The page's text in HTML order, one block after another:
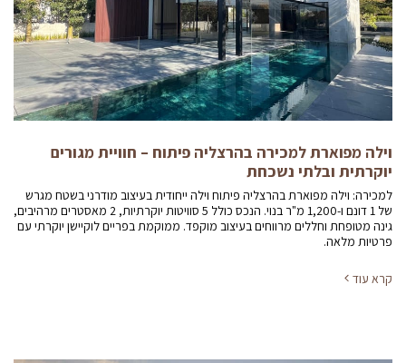
וילה מפוארת למכירה בהרצליה פיתוח – חוויית מגורים
יוקרתית ובלתי נשכחת
למכירה: וילה מפוארת בהרצליה פיתוח וילה ייחודית בעיצוב מודרני בשטח מגרש
של 1 דונם ו-1,200 מ"ר בנוי. הנכס כולל 5 סוויטות יוקרתיות, 2 מאסטרים מרהיבים,
גינה מטופחת וחללים מרווחים בעיצוב מוקפד. ממוקמת בפריים לוקיישן יוקרתי עם
פרטיות מלאה.
קרא עוד